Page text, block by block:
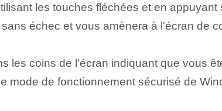
les touches fléchées et en appuyant
échec et vous amènera à l'écran de
les coins de l'écran indiquant que vous
mode de fonctionnement sécurisé de